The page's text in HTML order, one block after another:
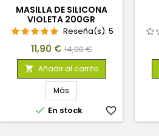
MASILLA DE SILICONA
VIOLETA 200GR
Reseña(s): 5
Precio
11,90 € Precio
base
14,00 €
 Añadir al carrito
Más
 En stock favorite_border